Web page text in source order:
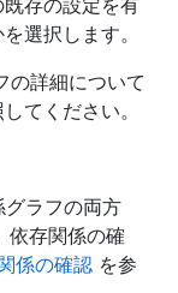
選択します。
の詳細について
てください。
ラフの両方
依存関係の確
係の確認 を参